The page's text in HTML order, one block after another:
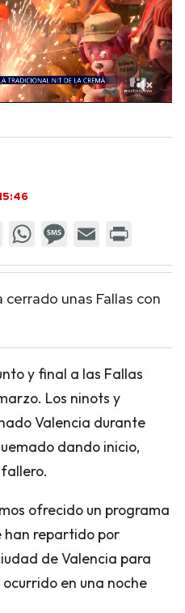
unas Fallas con
y final a las Fallas
Los ninots y
Valencia durante
dando inicio,
ofrecido un programa
han repartido por
de Valencia para
en una noche